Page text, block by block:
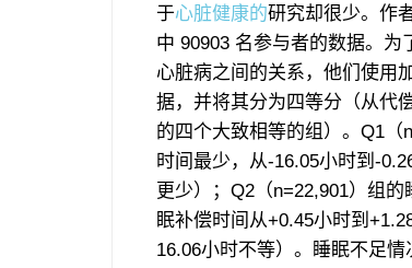
于心脏健康的研究却很少。作
中 90903 名参与者的数据。为
心脏病之间的关系，他们使用
据，并将其分为四等分（从代
的四个大致相等的组）。Q1（
时间最少，从-16.05小时到-
更少）；Q2（n=22,901）组
眠补偿时间从+0.45小时到
16.06小时不等）。睡眠不足